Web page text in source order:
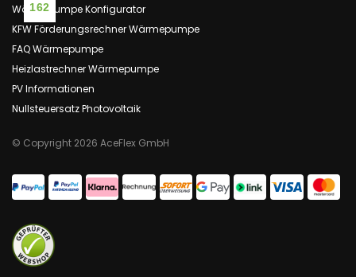
Wärmepumpe Konfigurator
KFW Förderungsrechner Wärmepumpe
FAQ Wärmepumpe
Heizlastrechner Wärmepumpe
PV Informationen
Nullsteuersatz Photovoltaik
© Copyright 2026 AceFlex GmbH
162